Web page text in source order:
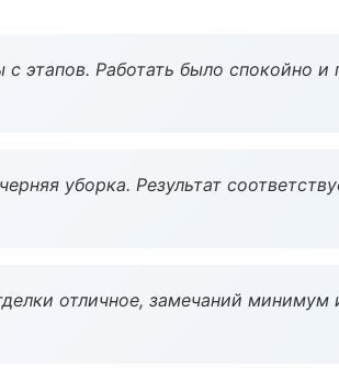
этапов. Работать было спокойно и
уборка. Результат
отличное, замечаний минимум